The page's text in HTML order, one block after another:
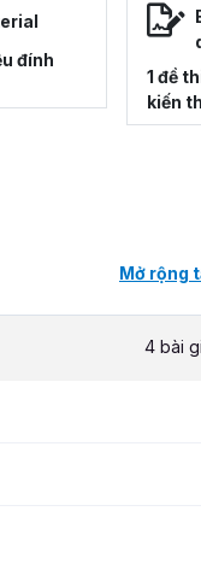
đính
1 đề
kiến
Mở rộng
4 bài